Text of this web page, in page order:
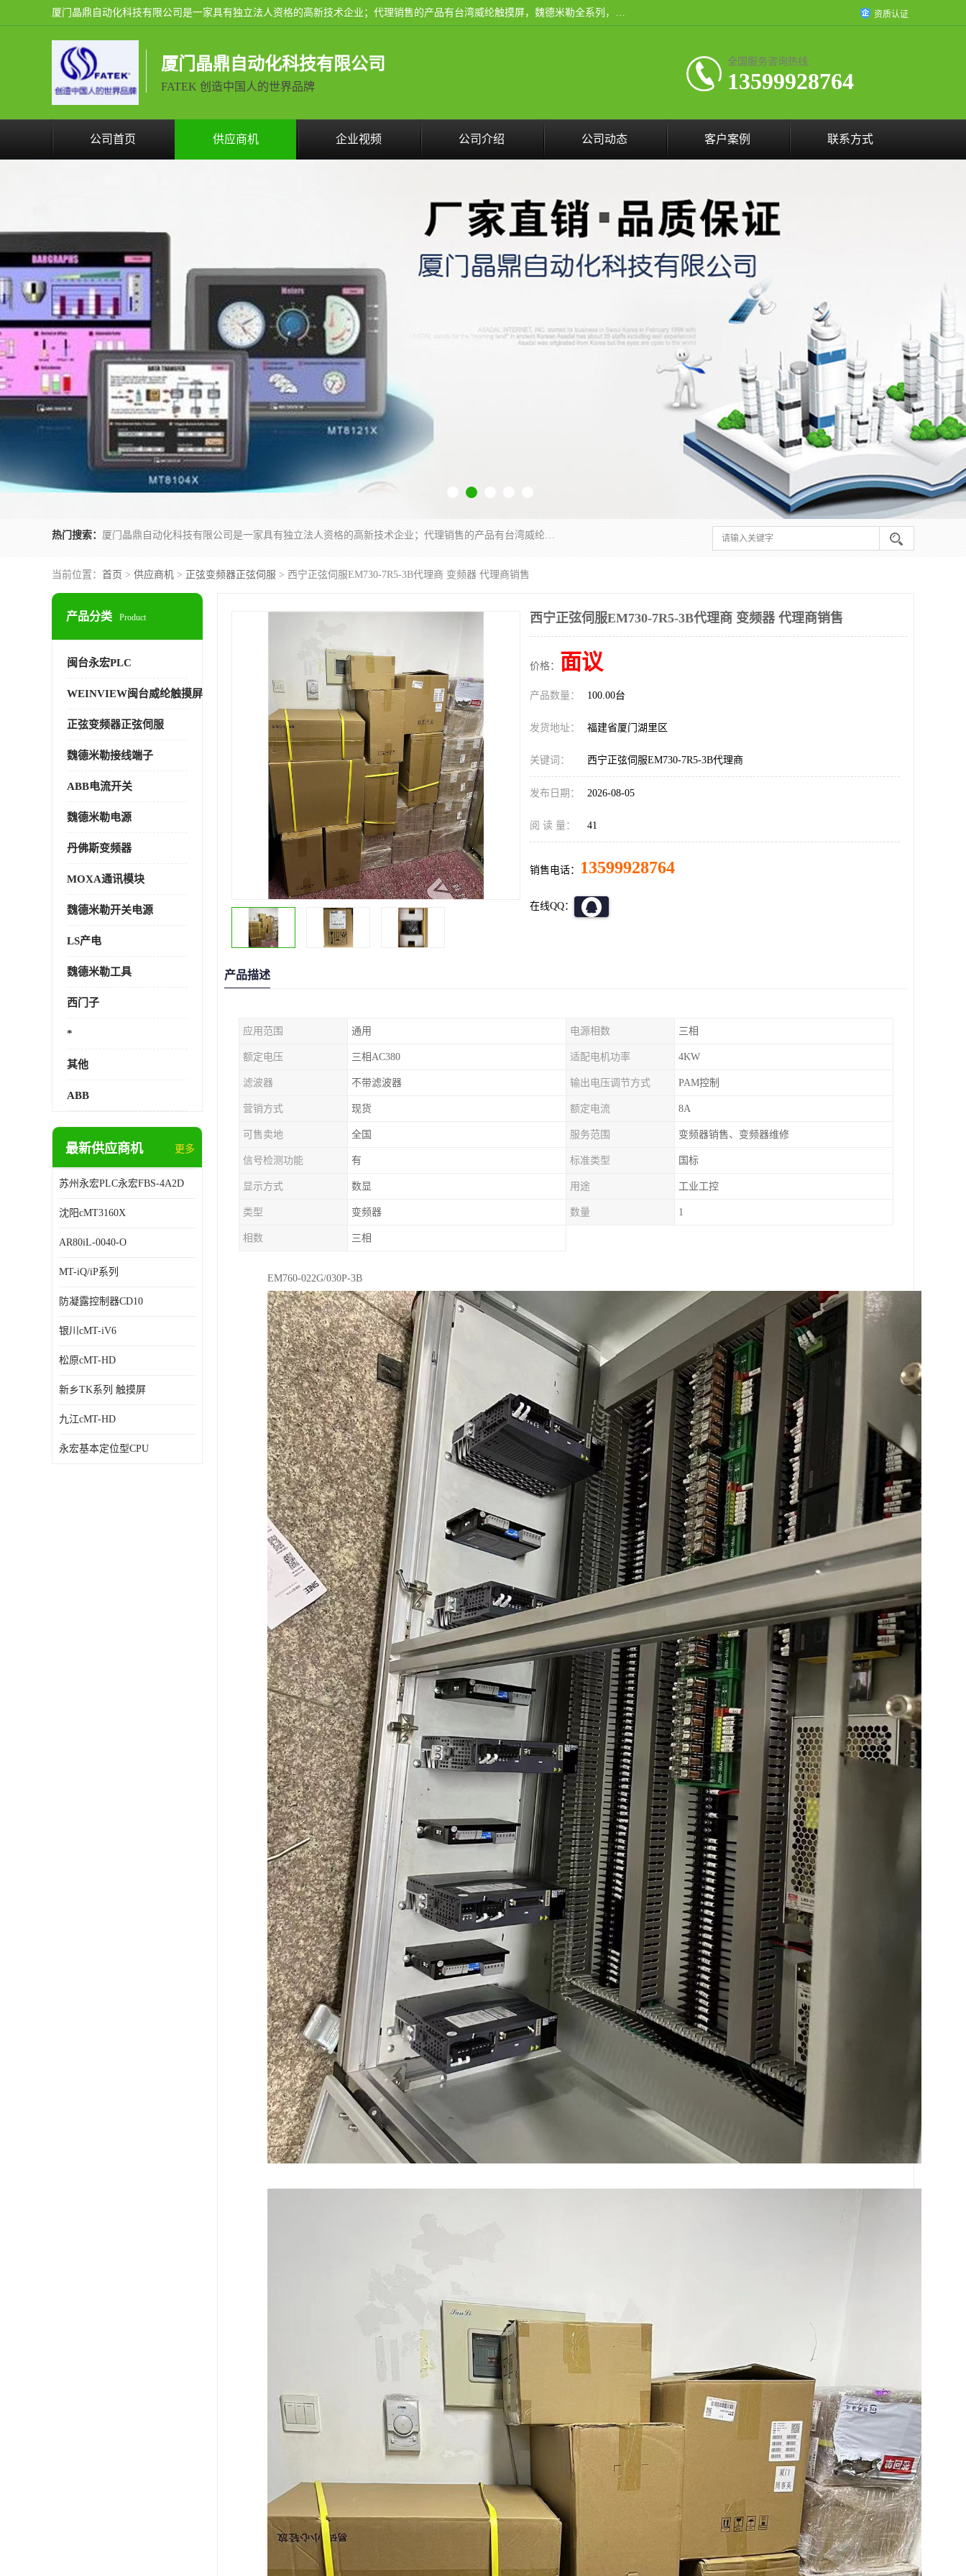
厦门晶鼎自动化科技有限公司是一家具有独立法人资格的高新技术企业；代理销售的产品有台湾威纶触摸屏，魏德米勒全系列，永宏触摸屏,威纶触摸屏,台湾威纶weinview触摸屏,台湾永宏PLC，FATEK,永宏伺服,图儿克总线，施耐德，欧姆龙，西门子，富士变频，K&N蓝系列， BUSSMANN，松下变频器，丹佛斯变频器等。 资质认证
厦门晶鼎自动化科技有限公司
FATEK 创造中国人的世界品牌
全国服务咨询热线:
13599928764
公司首页 供应商机 企业视频 公司介绍 公司动态 客户案例 联系方式
热门搜索： 厦门晶鼎自动化科技有限公司是一家具有独立法人资格的高新技术企业；代理销售的产品有台湾威纶触摸屏，魏德米勒全系列，永宏触摸屏,威纶触摸屏,台湾威纶weinview触摸屏,台湾永宏PLC，FATEK,永宏伺服,图儿克总线，施耐德，欧姆龙，西门子，富士变频，K&N蓝系列， BUSSMANN，松下变频器，丹佛斯变频器等。
当前位置： 首页 > 供应商机 > 正弦变频器正弦伺服 > 西宁正弦伺服EM730-7R5-3B代理商 变频器 代理商销售
产品分类 Product
闽台永宏PLC
WEINVIEW闽台威纶触摸屏
正弦变频器正弦伺服
魏德米勒接线端子
ABB电流开关
魏德米勒电源
丹佛斯变频器
MOXA通讯模块
魏德米勒开关电源
LS产电
魏德米勒工具
西门子
*
其他
ABB
最新供应商机 更多
苏州永宏PLC永宏FBS-4A2D
沈阳cMT3160X
AR80iL-0040-O
MT-iQ/iP系列
防凝露控制器CD10
银川cMT-iV6
松原cMT-HD
新乡TK系列 触摸屏
九江cMT-HD
永宏基本定位型CPU
西宁正弦伺服EM730-7R5-3B代理商 变频器 代理商销售
价格： 面议
产品数量： 100.00台
发货地址： 福建省厦门湖里区
关键词： 西宁正弦伺服EM730-7R5-3B代理商
发布日期： 2026-08-05
阅 读 量： 41
销售电话： 13599928764
在线QQ：
产品描述
应用范围 通用 电源相数 三相
额定电压 三相AC380 适配电机功率 4KW
滤波器 不带滤波器 输出电压调节方式 PAM控制
营销方式 现货 额定电流 8A
可售卖地 全国 服务范围 变频器销售、变频器维修
信号检测功能 有 标准类型 国标
显示方式 数显 用途 工业工控
类型 变频器 数量 1
相数 三相
EM760-022G/030P-3B